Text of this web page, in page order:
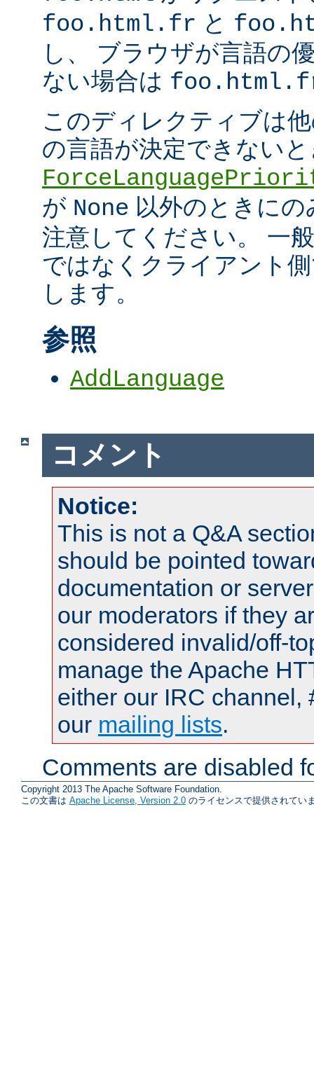
foo.html.fr と
し、 ブラウザが言語の
ない場合は
このディレクティブは
の言語が決定できない
が None 以外のときに
注意してください。 一
ではなくクライアント
します。
参照
AddLanguage
コメント
Notice:
This is not a Q&A
should be pointed
documentation or
our moderators if they
considered invalid/off-
manage the Apache
either our IRC channel,
our mailing lists.
Comments are disabled
Copyright 2013 The Apache Software Foundation.
この文書は Apache License, Version 2.0 のライセンスで提供されてい